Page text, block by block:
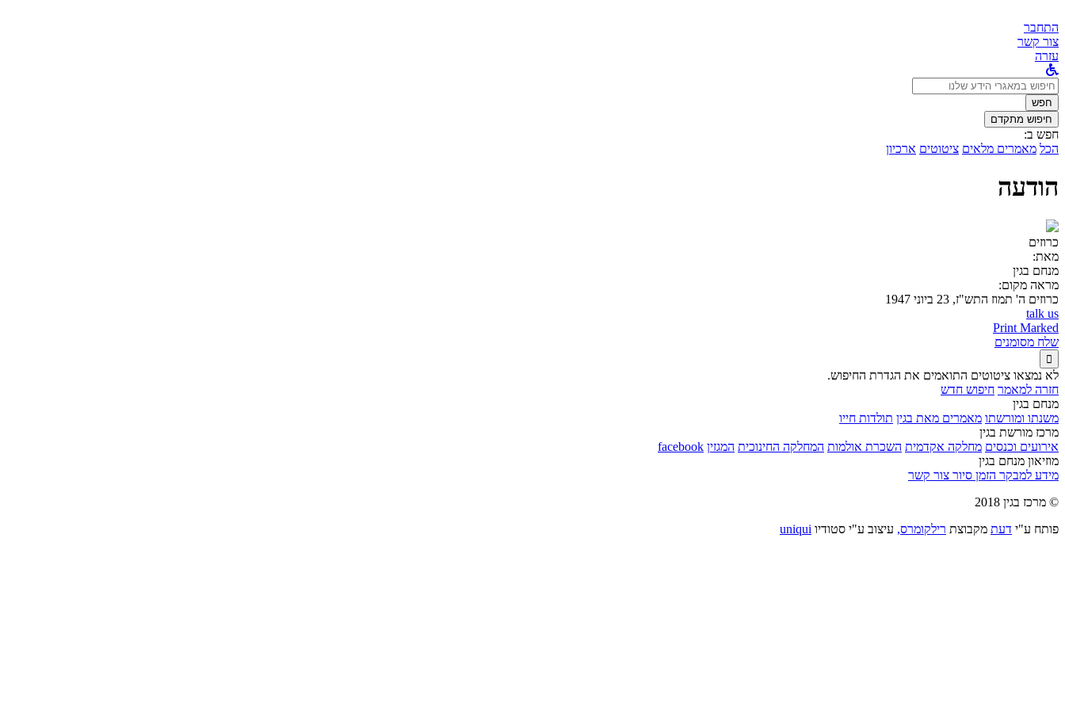
התחבר
צור קשר
עזרה
לחפש
ב:חפש
חיפוש מתקדם
חפש ב:
הכל מאמרים מלאים ציטוטים ארכיון
הודעה
כרוזים
מאת:
מנחם בגין
מראה מקום:
כרוזים ה' תמוז התש"ז, 23 ביוני 1947
talk us
Print Marked
שלח מסומנים

לא נמצאו ציטוטים התואמים את הגדרת החיפוש.
חזרה למאמר חיפוש חדש
מנחם בגין
משנתו ומורשתו מאמרים מאת בגין תולדות חייו
מרכז מורשת בגין
אירועים וכנסים מחלקה אקדמית השכרת אולמות המחלקה החינוכית המגזין facebook
מוזיאון מנחם בגין
מידע למבקר הזמן סיור צור קשר
© מרכז בגין 2018
פותח ע"י דעת מקבוצת רילקומרס, עיצוב ע"י סטודיו uniqui